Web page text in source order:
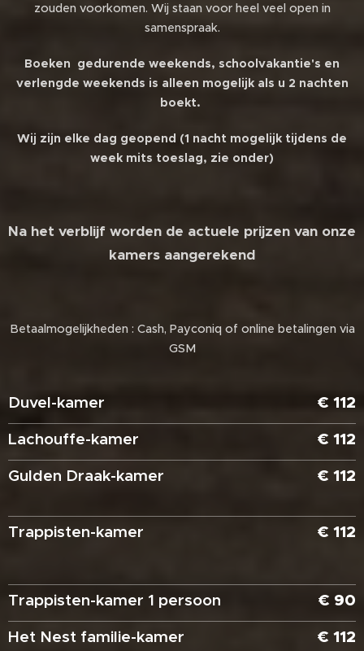
zouden voorkomen. Wij staan voor heel veel open in
samenspraak.
Boeken gedurende weekends, schoolvakantie's en
verlengde weekends is alleen mogelijk als u 2 nachten
boekt.
Wij zijn elke dag geopend (1 nacht mogelijk tijdens de
week mits toeslag, zie onder)
Na het verblijf worden de actuele prijzen van onze
kamers aangerekend
Betaalmogelijkheden : Cash, Payconiq of online betalingen via
GSM
Duvel-kamer € 112
Lachouffe-kamer € 112
Gulden Draak-kamer € 112
Trappisten-kamer € 112
Trappisten-kamer 1 persoon € 90
Het Nest familie-kamer € 112